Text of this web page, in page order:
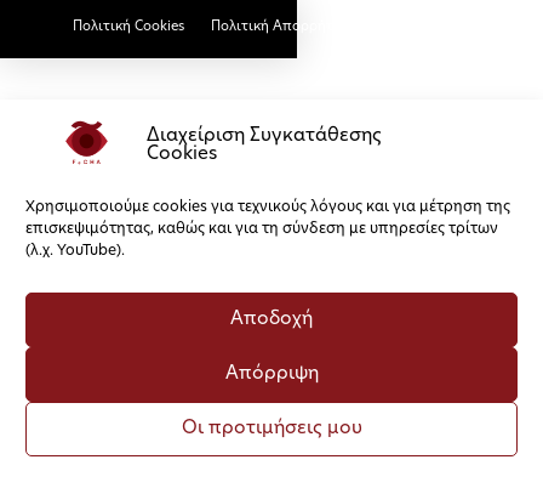
Διαχείριση Συγκατάθεσης
Cookies
Χρησιμοποιούμε cookies για τεχνικούς λόγους και για μέτρηση της
επισκεψιμότητας, καθώς και για τη σύνδεση με υπηρεσίες τρίτων
(λ.χ. YouTube).
Αποδοχή
Απόρριψη
Οι προτιμήσεις μου
Πολιτική Cookies Πολιτική Απορρήτου